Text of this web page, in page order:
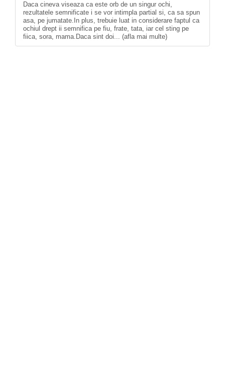
Daca cineva viseaza ca este orb de un singur ochi,
rezultatele semnifi­cate i se vor intimpla partial si, ca sa spun
asa, pe jumatate.In plus, trebuie luat in considerare faptul ca
ochiul drept ii semnifica pe fiu, frate, tata, iar cel sting pe
fiica, sora, mama.Daca sint doi... (afla mai multe)